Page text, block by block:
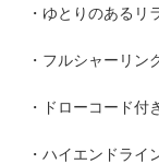
・ゆとりのあるリ
・フルシャーリン
・ドローコード付
・ハイエンドライ